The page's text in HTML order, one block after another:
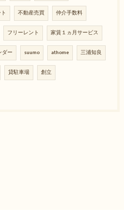
不動産売買 仲介手数料
フリーレント 家賃１ヵ月サービス
ダー suumo athome 三浦知良
貸駐車場 創立